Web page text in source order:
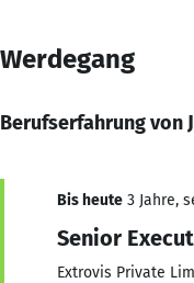
Werdegang
Berufserfahrung von
Bis heute 3 Jahre,
Senior
Extrovis Private